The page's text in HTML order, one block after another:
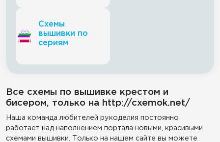
Схемы
вышивки по
сериям
Все схемы по вышивке крестом и
бисером, только на http://cxemok.net/
Наша команда любителей рукоделия постоянно
работает над наполнением портала новыми, красивыми
схемами вышивки. Только на нашем сайте вы можете